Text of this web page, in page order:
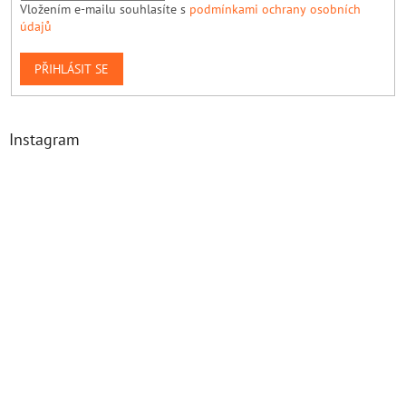
Vložením e-mailu souhlasíte s podmínkami ochrany osobních
údajů
PŘIHLÁSIT SE
Instagram